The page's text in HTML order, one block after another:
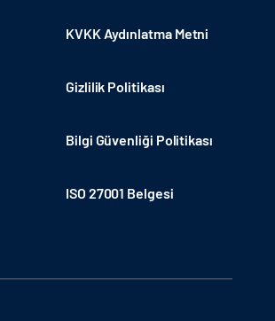
KVKK Aydınlatma Metni
Gizlilik Politikası
Bilgi Güvenliği Politikası
ISO 27001 Belgesi